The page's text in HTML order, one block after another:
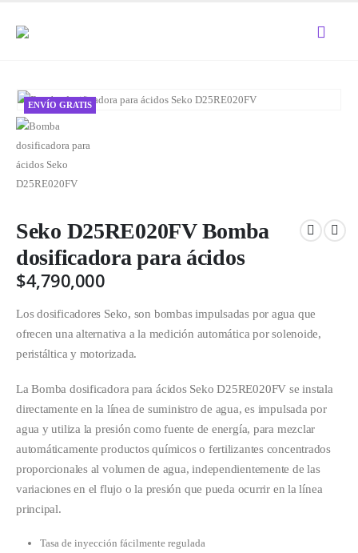
ENVÍO GRATIS
Seko D25RE020FV Bomba
dosificadora para ácidos
$4,790,000
Los dosificadores Seko, son bombas impulsadas por agua que
ofrecen una alternativa a la medición automática por solenoide,
peristáltica y motorizada.
La Bomba dosificadora para ácidos Seko D25RE020FV se instala
directamente en la línea de suministro de agua, es impulsada por
agua y utiliza la presión como fuente de energía, para mezclar
automáticamente productos químicos o fertilizantes concentrados
proporcionales al volumen de agua, independientemente de las
variaciones en el flujo o la presión que pueda ocurrir en la línea
principal.
Tasa de inyección fácilmente regulada